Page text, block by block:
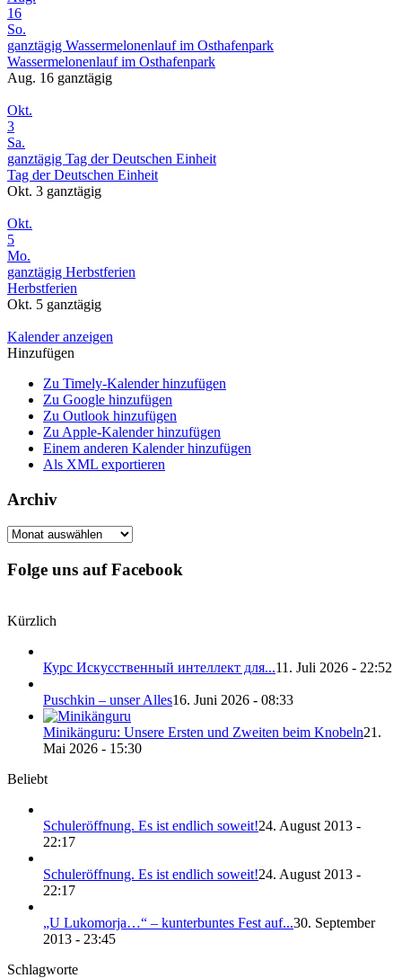
16
So.
ganztägig Wassermelonenlauf im Osthafenpark
Wassermelonenlauf im Osthafenpark
Aug. 16 ganztägig
Okt.
3
Sa.
ganztägig Tag der Deutschen Einheit
Tag der Deutschen Einheit
Okt. 3 ganztägig
Okt.
5
Mo.
ganztägig Herbstferien
Herbstferien
Okt. 5 ganztägig
Kalender anzeigen
Hinzufügen
Zu Timely-Kalender hinzufügen
Zu Google hinzufügen
Zu Outlook hinzufügen
Zu Apple-Kalender hinzufügen
Einem anderen Kalender hinzufügen
Als XML exportieren
Archiv
Archiv
Folge uns auf Facebook
Kürzlich
Курс Искусственный интеллект для...11. Juli 2026 - 22:52
Puschkin – unser Alles16. Juni 2026 - 08:33
Minikänguru: Unsere Ersten und Zweiten beim Knobeln21.
Mai 2026 - 15:30
Beliebt
Schuleröffnung. Es ist endlich soweit!24. August 2013 -
22:17
Schuleröffnung. Es ist endlich soweit!24. August 2013 -
22:17
„U Lukomorja…“ – kunterbuntes Fest auf...30. September
2013 - 23:45
Schlagworte